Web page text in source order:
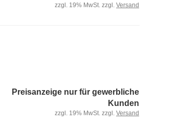
zzgl. 19% MwSt. zzgl. Versand
Preisanzeige nur für gewerbliche
Kunden
zzgl. 19% MwSt. zzgl. Versand